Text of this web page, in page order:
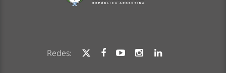
Redes: